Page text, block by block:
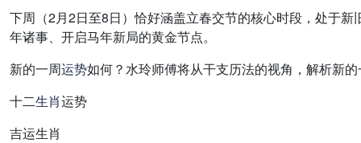
下周（2月2日至8日）恰好涵盖立春交节的核心时段，处于
年诸事、开启马年新局的黄金节点。
新的一周运势如何？水玲师傅将从干支历法的视角，解析新
十二生肖运势
吉运生肖